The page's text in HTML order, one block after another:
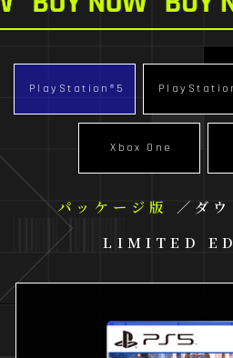
PlayStation®5
Xbox One
パッケージ版
ダ
LIMITED